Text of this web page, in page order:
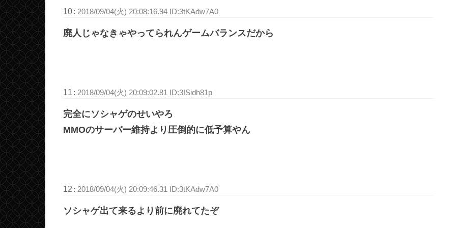
10: 2018/09/04(火) 20:08:16.94 ID:3tKAdw7A0
廃人じゃなきゃやってられんゲームバランスだから
11 : 2018/09/04(火) 20:09:02.81 ID:3ISidh81p
完全にソシャゲのせいやろ
MMOのサーバー維持より圧倒的に低予算やん
12 : 2018/09/04(火) 20:09:46.31 ID:3tKAdw7A0
ソシャゲ出て来るより前に廃れてたぞ